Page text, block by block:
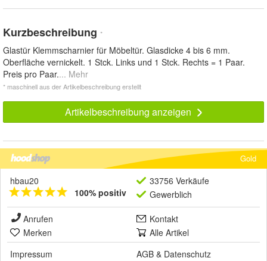
Kurzbeschreibung *
Glastür Klemmscharnier für Möbeltür. Glasdicke 4 bis 6 mm.
Oberfläche vernickelt. 1 Stck. Links und 1 Stck. Rechts = 1 Paar.
Preis pro Paar.... Mehr
* maschinell aus der Artikelbeschreibung erstellt
Artikelbeschreibung anzeigen
Gold
hbau20
100% positiv
33756 Verkäufe
Gewerblich
Anrufen
Kontakt
Merken
Alle Artikel
Impressum
AGB & Datenschutz